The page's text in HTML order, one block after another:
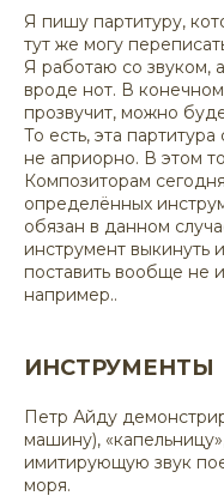
Я пишу партитуру,
тут же могу
Я работаю со звуком,
вроде нот. В конечном
прозвучит, можно
То есть, эта
не априорно. В этом
Композиторам
определённых
обязан в данном
инструмент выкинуть
поставить вообще не
например..
ИНСТРУМЕНТЫ
Петр Айду
машину),
имитирующую звук
моря.